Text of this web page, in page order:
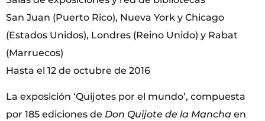
San Juan (Puerto Rico), Nueva York y Chicago
(Estados Unidos), Londres (Reino Unido) y Rabat
(Marruecos)
Hasta el 12 de octubre de 2016
La exposición ‘Quijotes por el mundo’, compuesta
por 185 ediciones de Don Quijote de la Mancha en